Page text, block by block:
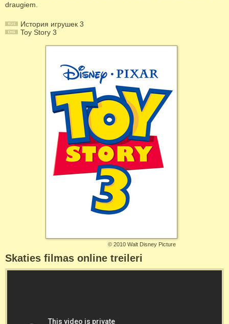
draugiem.
История игрушек 3
Toy Story 3
© 2010 Walt Disney Picture
Skaties filmas online treileri